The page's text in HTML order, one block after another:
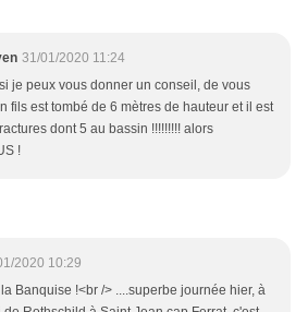
31/01/2020 11:24
je peux vous donner un conseil, de vous
fils est tombé de 6 mètres de hauteur et il est
dont 5 au bassin !!!!!!!!! alors
!
2020 10:29
Banquise !<br /> ....superbe journée hier, à